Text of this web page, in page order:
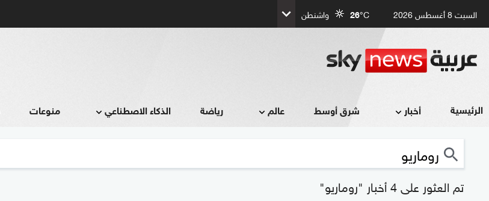
السبت 8 أغسطس 2026 26°C واشنطن
الرئيسية أخبار شرق أوسط عالم رياضة الذكاء الاصطناعي منوعات
تم العثور على 4 أخبار "روماريو"